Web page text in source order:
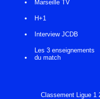
Marseille TV
H+1
Interview JCDB
Les 3 enseignements
du match
Classement Ligue 1